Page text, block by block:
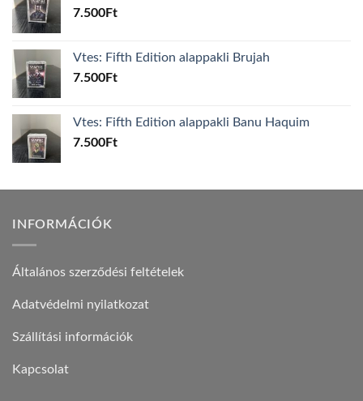
7.500Ft
Vtes: Fifth Edition alappakli Brujah
7.500Ft
Vtes: Fifth Edition alappakli Banu Haquim
7.500Ft
INFORMÁCIÓK
Általános szerződési feltételek
Adatvédelmi nyilatkozat
Szállítási információk
Kapcsolat